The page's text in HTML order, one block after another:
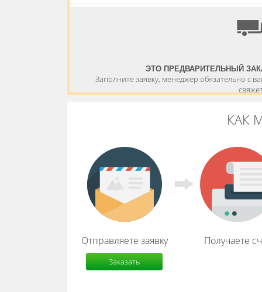
ЭТО ПРЕДВАРИТЕЛЬНЫЙ
Заполните заявку, менеджер обязательно с
КАК
Отправляете заявку
Заказать
расчет
Получаете